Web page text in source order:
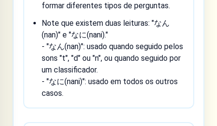
formar diferentes tipos de perguntas.
Note que existem duas leituras: "なん
(nan)" e "なに(nani)."
- "なん(nan)": usado quando seguido pelos
sons "t", "d" ou "n", ou quando seguido por
um classificador.
- "なに(nani)": usado em todos os outros
casos.